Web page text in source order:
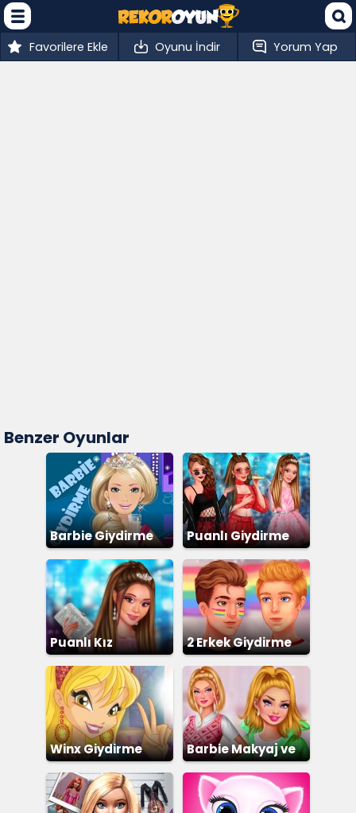
Favorilere Ekle Oyunu İndir Yorum Yap
Benzer Oyunlar
Barbie Giydirme Puanlı Giydirme
Puanlı Kız
Giydirme
2 Erkek Giydirme
Winx Giydirme
Barbie Makyaj ve
Giydirme